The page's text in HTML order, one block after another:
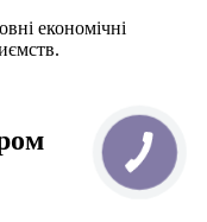
економічні